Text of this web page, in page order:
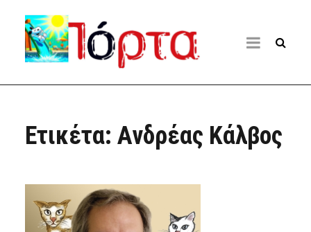
Ετικέτα: Ανδρέας Κάλβος